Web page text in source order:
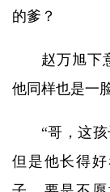
的爹？
赵万旭下
他同样也是一
“哥，这
但是他长得